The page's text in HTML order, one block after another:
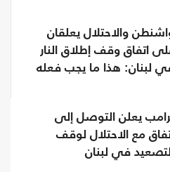
والاحتلال يعلقان
اتفاق وقف إطلاق النار
لبنان: هذا ما يجب فعله
يعلن التوصل إلى
مع الاحتلال لوقف
التصعيد في لبنان